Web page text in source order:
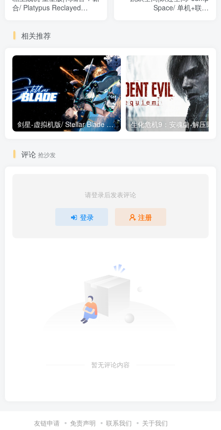
合/ Platypus Reclayed
Space/ 单机+联机
相关推荐
剑星-虚拟机版/ Stellar Blade v1.4.1|Build.19963153 终极版新补丁 送修改器 免安装中文版
评论 抢沙发
请登录后发表评论
登录 注册
暂无评论内容
友链申请 免责声明 联系我们 关于我们